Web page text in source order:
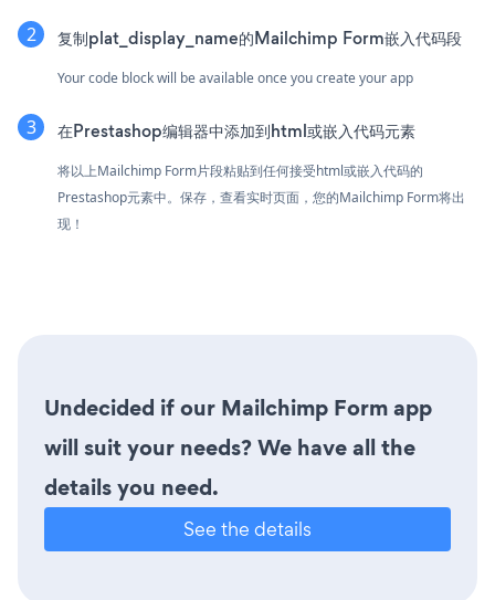
复制plat_display_name的Mailchimp Form嵌入代码段
Your code block will be available once you create your app
在Prestashop编辑器中添加到html或嵌入代码元素
将以上Mailchimp Form片段粘贴到任何接受html或嵌入代码的
Prestashop元素中。保存，查看实时页面，您的Mailchimp Form将出
现！
Undecided if our Mailchimp Form app
will suit your needs? We have all the
details you need.
See the details